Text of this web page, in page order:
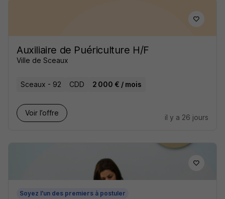
Auxiliaire de Puériculture H/F
Ville de Sceaux
Sceaux - 92 CDD 2 000 € / mois
Voir l’offre
il y a 26 jours
Soyez l'un des premiers à postuler